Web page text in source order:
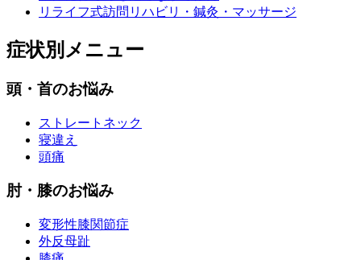
リライフ式訪問リハビリ・鍼灸・マッサージ
症状別メニュー
頭・首のお悩み
ストレートネック
寝違え
頭痛
肘・膝のお悩み
変形性膝関節症
外反母趾